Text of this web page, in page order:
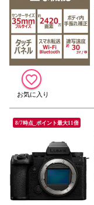
8/7時点_ポイント最大11倍